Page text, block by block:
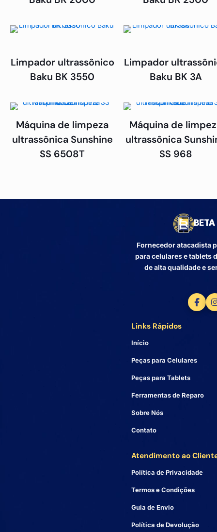
Limpador ultrassônico
Baku BK 3550
Limpador
Baku BK 3A
Máquina de limpeza
ultrassônica Sunshine
SS 6508T
Máquina de
ultrassônica
SS 968
Fornecedor atacadista
para celulares e tablets
de alta qualidade e
Links Rápidos
Início
Peças para Celulares
Peças para Tablets
Ferramentas de Reparo
Sobre Nós
Contato
Atendimento ao
Política de Privacidade
Termos e Condições
Guia de Envio
Política de Devolução